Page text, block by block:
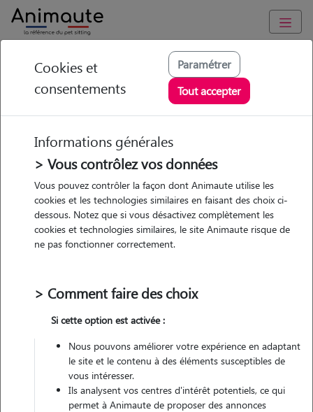
Animaute Centre-Val-de-Loire Loiret /Tigy
Gladys - Petsitter à
TIGY
• 24 ans
Véhiculé
Contacter
L'envoi d'une demande est sans engagement
Cookies et
consentements
Paramétrer
Tout accepter
Informations générales
> Vous contrôlez vos données
Vous pouvez contrôler la façon dont Animaute utilise les
cookies et les technologies similaires en faisant des choix ci-
dessous. Notez que si vous désactivez complètement les
cookies et technologies similaires, le site Animaute risque de
ne pas fonctionner correctement.
> Comment faire des choix
Si cette option est activée :
Nous pouvons améliorer votre expérience en adaptant
le site et le contenu à des éléments susceptibles de
vous intéresser.
Ils analysent vos centres d'intérêt potentiels, ce qui
permet à Animaute de proposer des annonces